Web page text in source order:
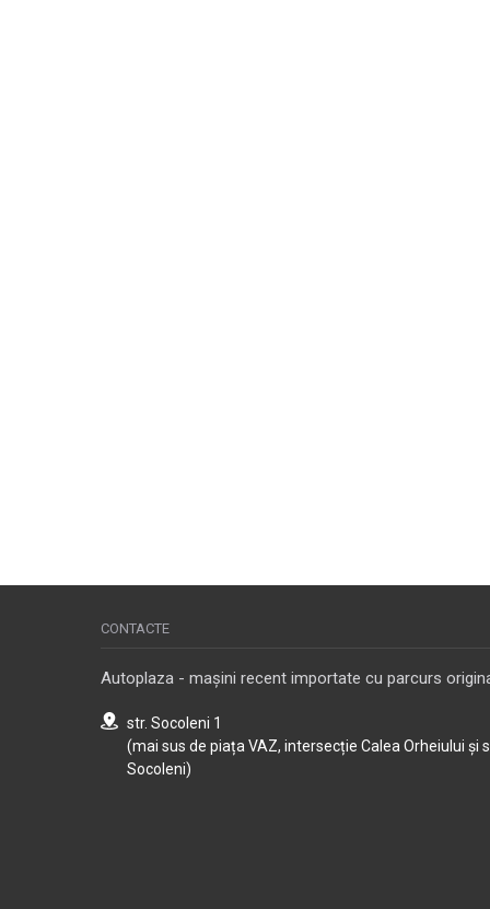
CONTACTE
Autoplaza - mașini recent importate cu parcurs
str. Socoleni 1
(mai sus de piața VAZ, intersecție Calea Orheiului și
Socoleni)